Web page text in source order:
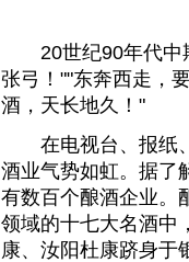
20世纪90年代中期
张弓！""东奔西走，
酒，天长地久！"
在电视台、报纸、
酒业气势如虹。据了
有数百个酿酒企业。
领域的十七大名酒中
康、汝阳杜康跻身于